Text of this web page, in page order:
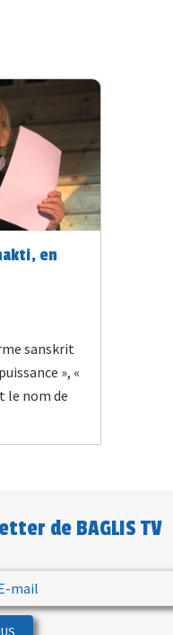
en
sanskrit
», «
le nom de
de BAGLIS TV